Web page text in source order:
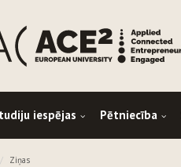
iespējas Pētniecība
Ziņas